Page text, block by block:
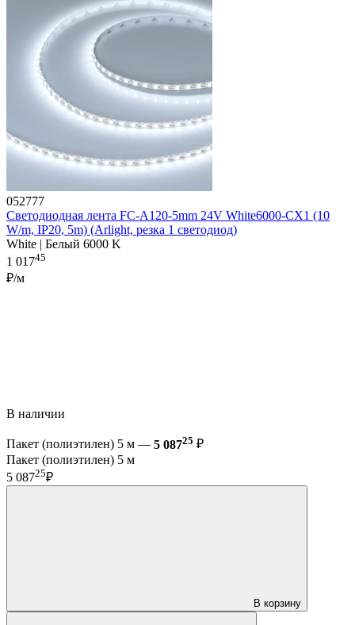
052777
Светодиодная лента FC-A120-5mm 24V White6000-CX1 (10
W/m, IP20, 5m) (Arlight, резка 1 светодиод)
White | Белый 6000 K
1 01745
₽/м
В наличии
Пакет (полиэтилен) 5 м — 5 08725 ₽
Пакет (полиэтилен) 5 м
5 08725₽
В корзину